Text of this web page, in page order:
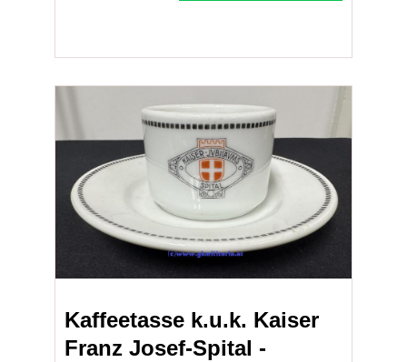
Kaffeetasse k.u.k. Kaiser
Franz Josef-Spital -